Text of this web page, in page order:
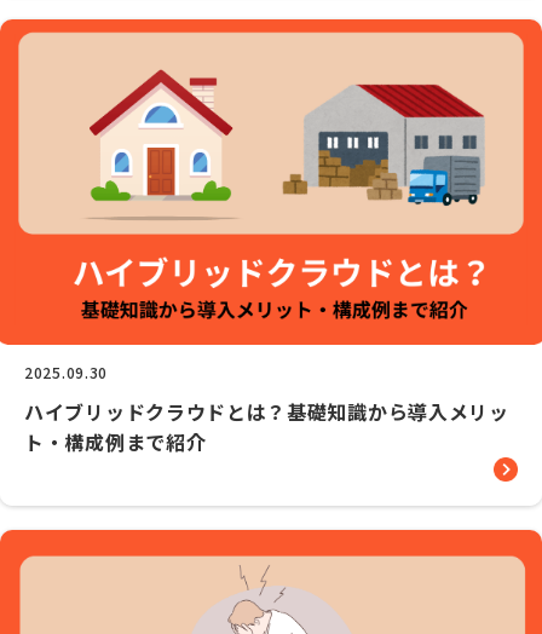
2025.09.30
ハイブリッドクラウドとは？基礎知識から導入メリッ
ト・構成例まで紹介